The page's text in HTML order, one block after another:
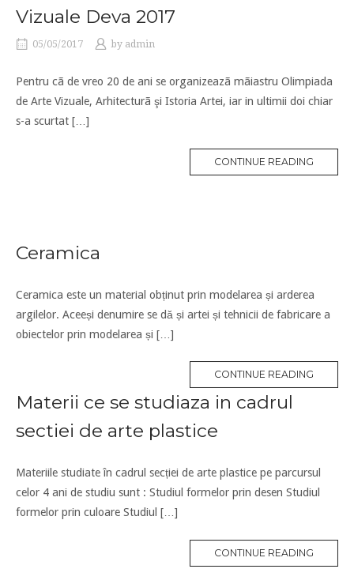
Vizuale Deva 2017
05/05/2017 by admin
Pentru cã de vreo 20 de ani se organizeazã mãiastru Olimpiada
de Arte Vizuale, Arhitecturã şi Istoria Artei, iar in ultimii doi chiar
s-a scurtat […]
CONTINUE READING
Ceramica
Ceramica este un material obținut prin modelarea și arderea
argilelor. Aceeși denumire se dă și artei și tehnicii de fabricare a
obiectelor prin modelarea și […]
CONTINUE READING
Materii ce se studiaza in cadrul
sectiei de arte plastice
Materiile studiate în cadrul secției de arte plastice pe parcursul
celor 4 ani de studiu sunt : Studiul formelor prin desen Studiul
formelor prin culoare Studiul […]
CONTINUE READING